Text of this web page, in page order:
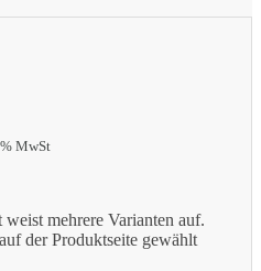
MwSt
weist mehrere Varianten auf.
der Produktseite gewählt